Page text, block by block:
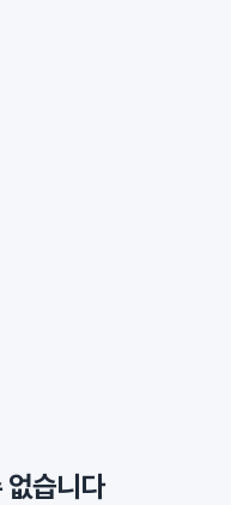
없습니다